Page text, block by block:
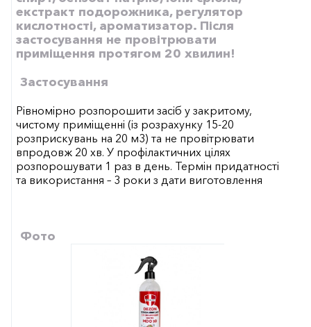
екстракт подорожника, регулятор
кислотності, ароматизатор. Після
застосування не провітрювати
приміщення протягом 20 хвилин!
Застосування
Рівномірно розпорошити засіб у закритому,
чистому приміщенні (із розрахунку 15-20
розприскувань на 20 м3) та не провітрювати
впродовж 20 хв. У профілактичних цілях
розпорошувати 1 раз в день. Термін придатності
та використання – 3 роки з дати виготовлення
Фото